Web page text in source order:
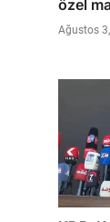
özel
Ağustos